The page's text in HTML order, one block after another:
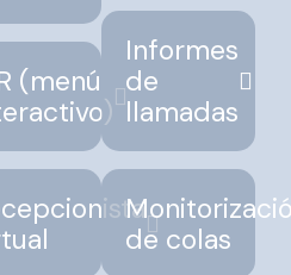
(menú
Informes
de
llamadas
de colas